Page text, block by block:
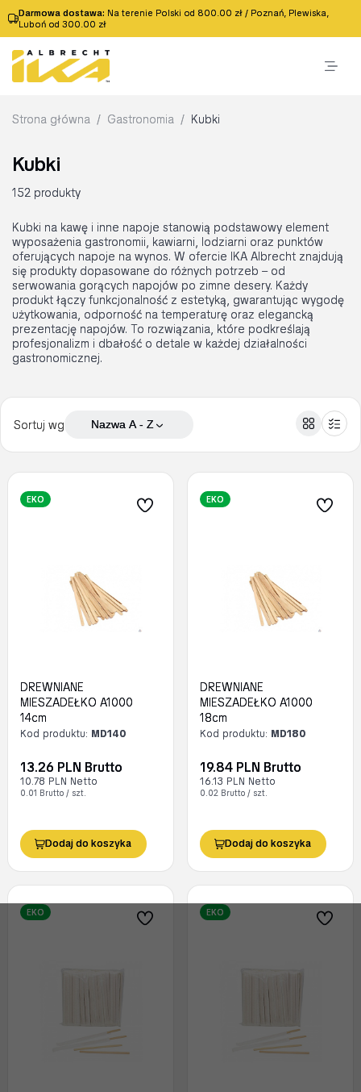
Darmowa dostawa: Na terenie Polski od 800.00 zł / Poznań, Plewiska,
Luboń od 300.00 zł
Strona główna / Gastronomia / Kubki
Kubki
152 produkty
Kubki na kawę i inne napoje stanowią podstawowy element
wyposażenia gastronomii, kawiarni, lodziarni oraz punktów
oferujących napoje na wynos. W ofercie IKA Albrecht znajdują
się produkty dopasowane do różnych potrzeb – od
serwowania gorących napojów po zimne desery. Każdy
produkt łączy funkcjonalność z estetyką, gwarantując wygodę
użytkowania, odporność na temperaturę oraz elegancką
prezentację napojów. To rozwiązania, które podkreślają
profesjonalizm i dbałość o detale w każdej działalności
gastronomicznej.
Sortuj wg Nazwa A - Z
EKO
DREWNIANE
MIESZADEŁKO A1000
14cm
Kod produktu: MD140
13.26 PLN Brutto
10.78 PLN Netto
0.01 Brutto / szt.
Dodaj do koszyka
EKO
DREWNIANE
MIESZADEŁKO A1000
18cm
Kod produktu: MD180
19.84 PLN Brutto
16.13 PLN Netto
0.02 Brutto / szt.
Dodaj do koszyka
EKO EKO